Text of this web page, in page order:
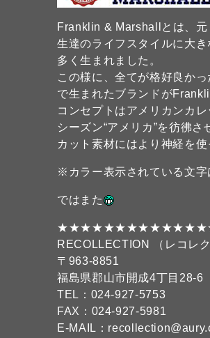
Franklin & Marshallとは、元
生達のライフスタイルに大
多く生まれました。
この様に、全てが格好良か
で生まれたブランドが
コンセプトはアメリカンカ
シーズン“アメリカ”を彷彿
カット素材にはより神経を
※カラー表示されている文字
ではまた
RECOLLECTION （レコレク
〒963-8851
福島県郡山市開成4丁目28-6
TEL：024-927-5753
FAX：024-927-5981
E-MAIL：